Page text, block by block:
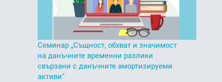
Семинар „Същност, обхват и значимост
на данъчните временни разлики
свързани с данъчните амортизируеми
активи“